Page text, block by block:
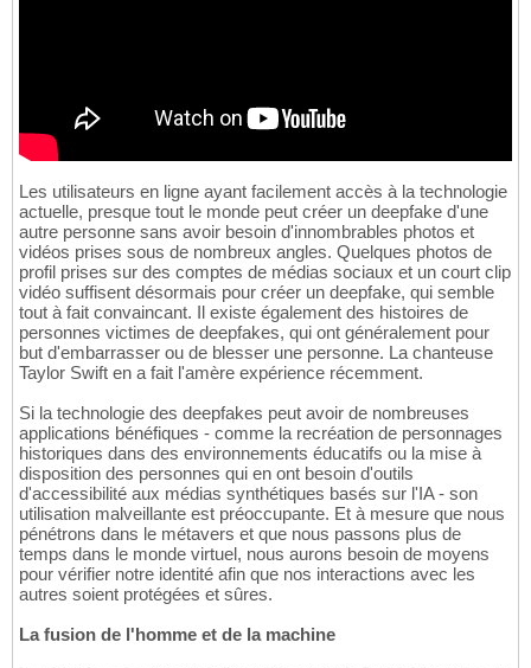
Les utilisateurs en ligne ayant facilement accès à la technologie
actuelle, presque tout le monde peut créer un deepfake d'une
autre personne sans avoir besoin d'innombrables photos et
vidéos prises sous de nombreux angles. Quelques photos de
profil prises sur des comptes de médias sociaux et un court clip
vidéo suffisent désormais pour créer un deepfake, qui semble
tout à fait convaincant. Il existe également des histoires de
personnes victimes de deepfakes, qui ont généralement pour
but d'embarrasser ou de blesser une personne. La chanteuse
Taylor Swift en a fait l'amère expérience récemment.
Si la technologie des deepfakes peut avoir de nombreuses
applications bénéfiques - comme la recréation de personnages
historiques dans des environnements éducatifs ou la mise à
disposition des personnes qui en ont besoin d'outils
d'accessibilité aux médias synthétiques basés sur l'IA - son
utilisation malveillante est préoccupante. Et à mesure que nous
pénétrons dans le métavers et que nous passons plus de
temps dans le monde virtuel, nous aurons besoin de moyens
pour vérifier notre identité afin que nos interactions avec les
autres soient protégées et sûres.
La fusion de l'homme et de la machine